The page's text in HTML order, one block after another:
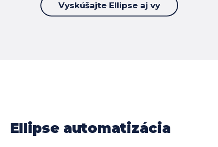
Vyskúšajte Ellipse aj vy
Ellipse automatizácia